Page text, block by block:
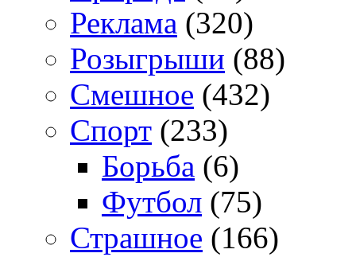
Реклама (320)
Розыгрыши (88)
Смешное (432)
Спорт (233)
Борьба (6)
Футбол (75)
Страшное (166)